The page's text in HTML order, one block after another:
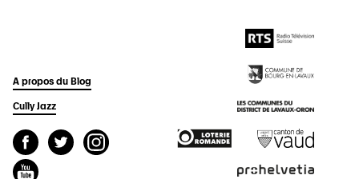
A propos du Blog
Cully Jazz